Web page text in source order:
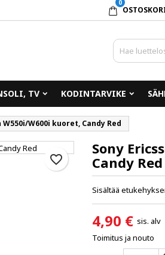
0
TV KODINTARVIKE
W550i/W600i kuoret, Candy Red
Sony
Candy Red
Sisältää
4,90 € sis. alv
Toimitus ja nouto
favorite_border
×
×
Peruuta Luo toivelista
×